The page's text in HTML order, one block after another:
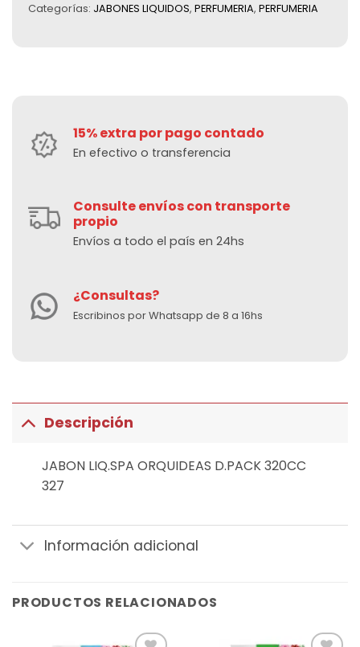
Categorías: JABONES LIQUIDOS, PERFUMERIA, PERFUMERIA
15% extra por pago contado
En efectivo o transferencia
Consulte envíos con transporte
propio
Envíos a todo el país en 24hs
¿Consultas?
Escribinos por Whatsapp de 8 a 16hs
Descripción
JABON LIQ.SPA ORQUIDEAS D.PACK 320CC
327
Información adicional
PRODUCTOS RELACIONADOS